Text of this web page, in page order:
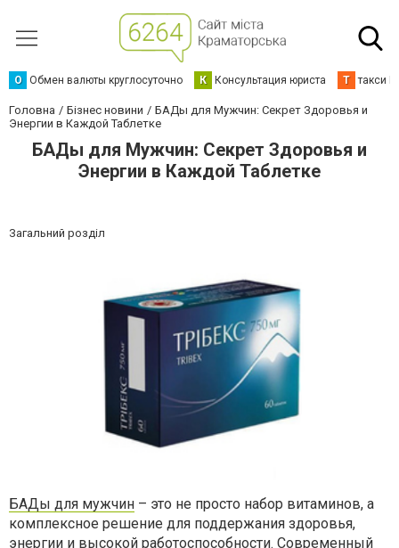
О Обмен валюты круглосуточно К Консультация юриста Т такси
Головна Бізнес новини
БАДы для Мужчин: Секрет Здоровья и
Энергии в Каждой Таблетке
БАДы для Мужчин: Секрет Здоровья и
Энергии в Каждой Таблетке
Загальний розділ
БАДы для мужчин – это не просто набор витаминов, а
комплексное решение для поддержания здоровья,
энергии и высокой работоспособности. Современный